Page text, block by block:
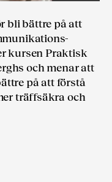
bli bättre på att
kursen Praktisk
och menar att
på att förstå
träffsäkra och